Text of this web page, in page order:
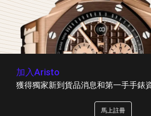
加入Aristo
獲得獨家新到貨品消息和第一手手錶
馬上註冊